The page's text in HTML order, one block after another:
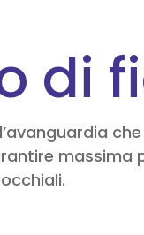
di
massima